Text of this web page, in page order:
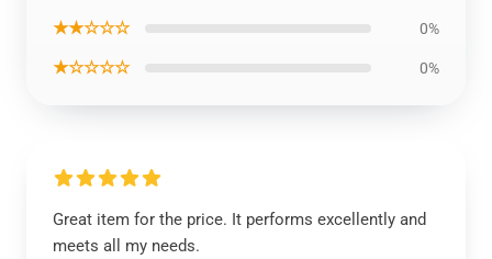
★★☆☆☆ 0%
★☆☆☆☆ 0%
Great item for the price. It performs excellently and
meets all my needs.